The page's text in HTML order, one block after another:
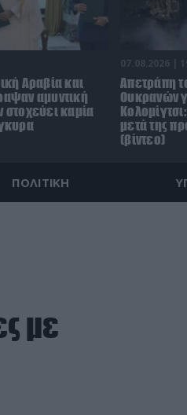
Αραβία και
αμυντική
καμία
07.08.2026 |
Απετράπη
Ουκρανών
μετά της
(βίντεο)
ΠΟΛΙΤΙΚΗ
με